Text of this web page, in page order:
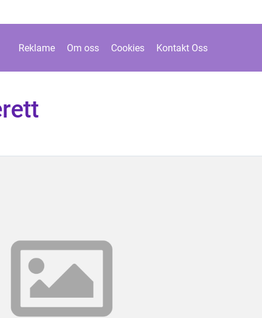
Reklame Om oss Cookies Kontakt Oss